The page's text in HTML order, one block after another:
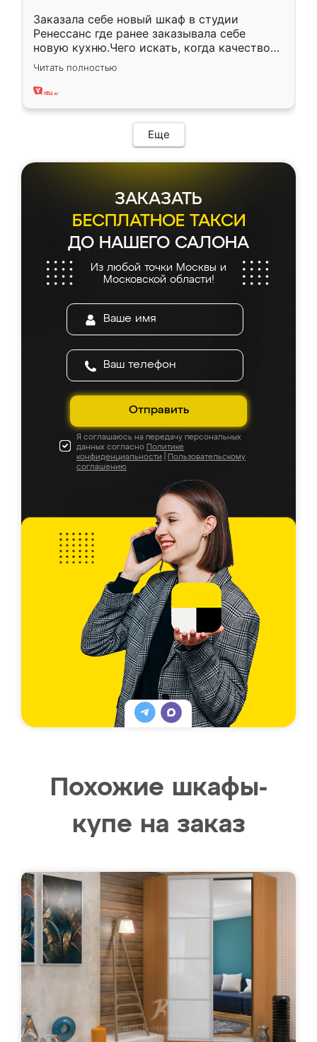
Заказала себе новый шкаф в студии
Ренессанс где ранее заказывала себе
новую кухню.Чего искать, когда качеством
вполне довольна. Служит кухня уже почти
два года, нареканий нет.
Читать полностью
Еще
ЗАКАЗАТЬ
БЕСПЛАТНОЕ ТАКСИ
ДО НАШЕГО САЛОНА
Из любой точки Москвы и
Московской области!
Отправить
Я соглашаюсь на передачу персональных
данных согласно Политике
конфиденциальности
Пользовательскому
соглашению
Похожие шкафы-
купе на заказ